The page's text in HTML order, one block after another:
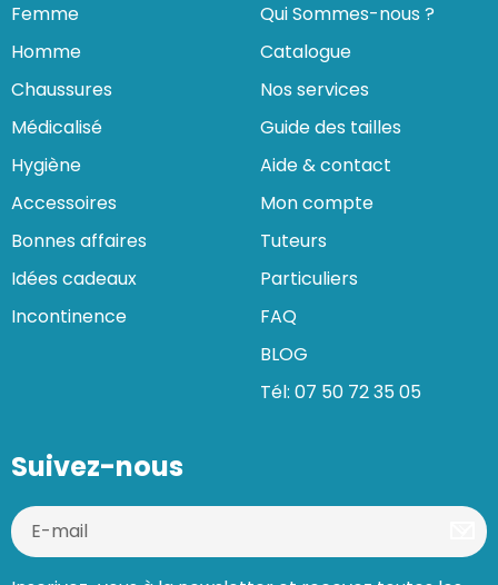
Femme
Homme
Chaussures
Médicalisé
Hygiène
Accessoires
Bonnes affaires
Idées cadeaux
Incontinence
Qui Sommes-nous ?
Catalogue
Nos services
Guide des tailles
Aide & contact
Mon compte
Tuteurs
Particuliers
FAQ
BLOG
Tél: 07 50 72 35 05
Suivez-nous